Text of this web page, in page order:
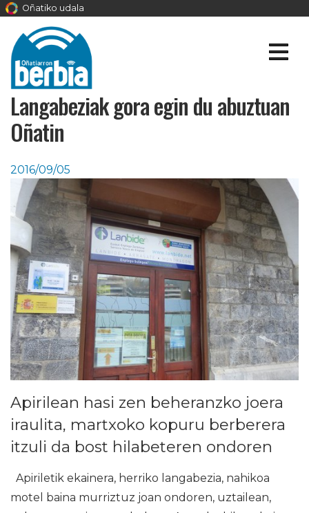
Oñatiko udala
Langabeziak gora egin du abuztuan
Oñatin
2016/09/05
Apirilean hasi zen beheranzko joera
iraulita, martxoko kopuru berberera
itzuli da bost hilabeteren ondoren
Apiriletik ekainera, herriko langabezia, nahikoa
motel baina murriztuz joan ondoren, uztailean,